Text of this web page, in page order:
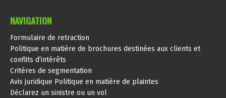
NAVIGATION
Formulaire de retraction
Politique en matière de brochures destinées aux clients et
conflits d’intérêts
Critères de segmentation
Avis juridique Politique en matière de plaintes
Déclarez un sinistre ou un vol